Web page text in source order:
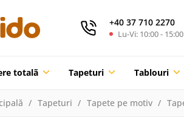
+40 37 710 2270
Lu-Vi: 10:00 - 15:00
totalã Tapeturi Tablouri
Tapeturi Tapete pe motiv